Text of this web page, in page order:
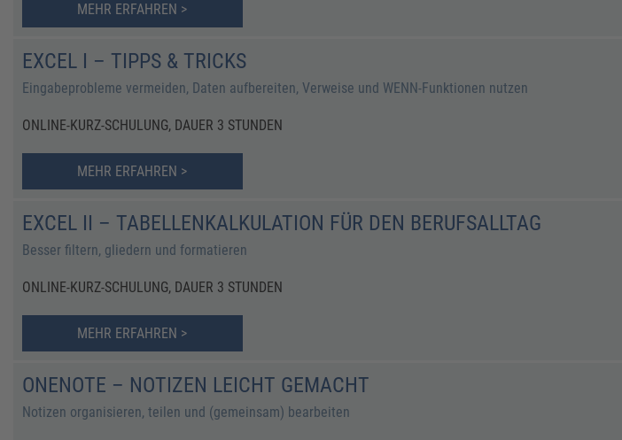
MEHR ERFAHREN >
EXCEL I – TIPPS & TRICKS
Eingabeprobleme vermeiden, Daten aufbereiten, Verweise und WENN-Funktionen nutzen
ONLINE-KURZ-SCHULUNG, DAUER 3 STUNDEN
MEHR ERFAHREN >
EXCEL II – TABELLENKALKULATION FÜR DEN BERUFSALLTAG
Besser filtern, gliedern und formatieren
ONLINE-KURZ-SCHULUNG, DAUER 3 STUNDEN
MEHR ERFAHREN >
ONENOTE – NOTIZEN LEICHT GEMACHT
Notizen organisieren, teilen und (gemeinsam) bearbeiten